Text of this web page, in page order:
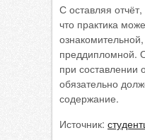
С оставляя
что практика
преддипломной.
при составлении
обязательно
содержание.
Источник: